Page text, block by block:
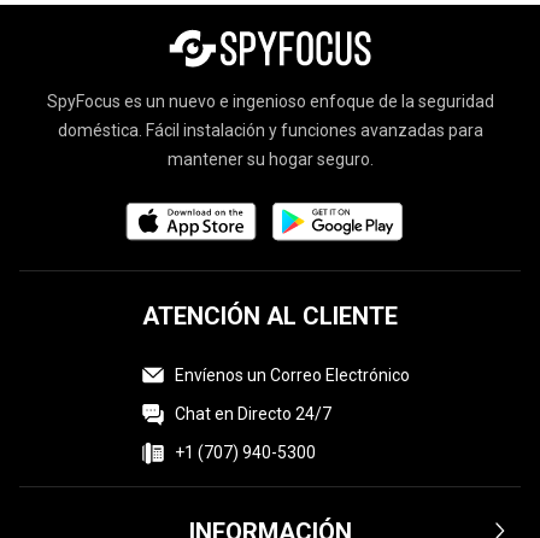
SpyFocus es un nuevo e ingenioso enfoque de la seguridad
doméstica. Fácil instalación y funciones avanzadas para
mantener su hogar seguro.
ATENCIÓN AL CLIENTE
Envíenos un Correo Electrónico
Chat en Directo 24/7
+1 (707) 940-5300